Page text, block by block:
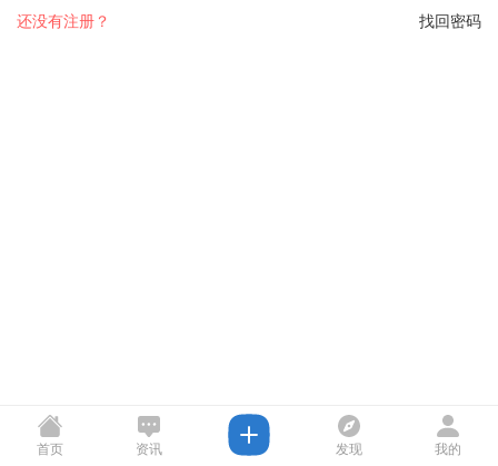
找回密码
还没有注册？
首页 资讯 发现 我的